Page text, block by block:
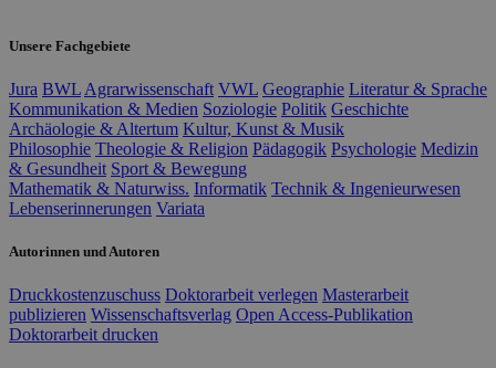
Unsere Fachgebiete
Jura BWL Agrarwissenschaft VWL Geographie Literatur & Sprache
Kommunikation & Medien Soziologie Politik Geschichte
Archäologie & Altertum Kultur, Kunst & Musik
Philosophie Theologie & Religion Pädagogik Psychologie Medizin
& Gesundheit Sport & Bewegung
Mathematik & Naturwiss. Informatik Technik & Ingenieurwesen
Lebenserinnerungen Variata
Autorinnen und Autoren
Druckkostenzuschuss Doktorarbeit verlegen Masterarbeit
publizieren Wissenschaftsverlag Open Access-Publikation
Doktorarbeit drucken